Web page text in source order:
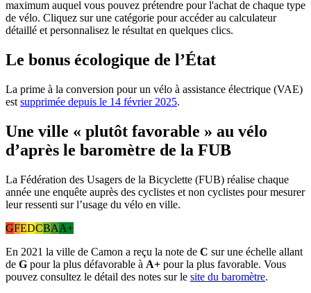
maximum auquel vous pouvez prétendre pour l'achat de chaque type
de vélo. Cliquez sur une catégorie pour accéder au calculateur
détaillé et personnalisez le résultat en quelques clics.
Le bonus écologique de l’État
La prime à la conversion pour un vélo à assistance électrique (VAE)
est supprimée depuis le 14 février 2025.
Une ville « plutôt favorable » au vélo
d’après le baromètre de la FUB
La Fédération des Usagers de la Bicyclette (FUB) réalise chaque
année une enquête auprès des cyclistes et non cyclistes pour mesurer
leur ressenti sur l’usage du vélo en ville.
GFEDCBAA+
En 2021 la ville de Camon a reçu la note de C sur une échelle allant
de G pour la plus défavorable à A+ pour la plus favorable. Vous
pouvez consultez le détail des notes sur le site du baromètre.